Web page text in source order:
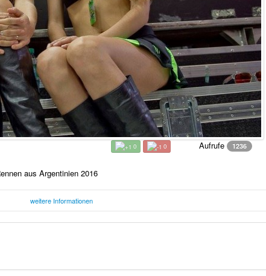
0 0 Aufrufe 1236
aus Argentinien 2016
weitere Informationen
Freitag, 08. April 2016 12:07 Uhr
2016